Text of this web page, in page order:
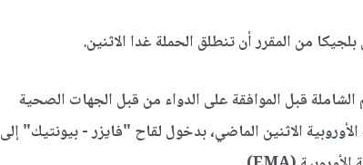
قبل الموافقة على الدواء من قبل الجهات الصحية
الاثنين الماضي، بدخول لقاح "فايزر - بيونتيك" إلى